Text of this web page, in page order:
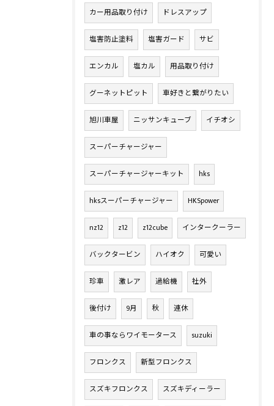
カー用品取り付け ドレスアップ
塩害防止塗料 塩害ガード サビ
エンカル 塩カル 用品取り付け
グーネットピット 車好きと繋がりたい
旭川車屋 ニッサンキューブ イチオシ
スーパーチャージャー
スーパーチャージャーキット hks
hksスーパーチャージャー HKSpower
nz12 z12 z12cube インタークーラー
バックタービン ハイオク 可愛い
珍車 激レア 過給機 社外
後付け 9月 秋 連休
車の事ならワイモータース suzuki
フロンクス 新型フロンクス
スズキフロンクス スズキディーラー